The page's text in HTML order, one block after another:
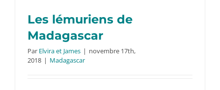
Les lémuriens de
Madagascar
Par Elvira et James | novembre 17th,
2018 | Madagascar